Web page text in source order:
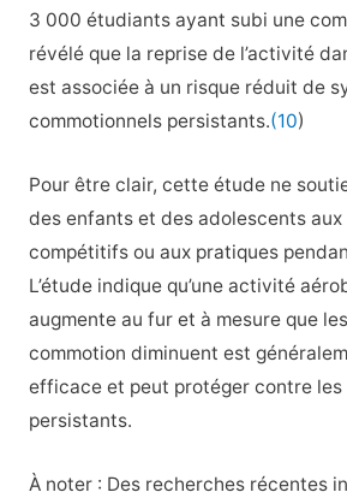
3 000 étudiants ayant subi une
révélé que la reprise de l’activité
est associée à un risque réduit de
commotionnels persistants.(10)
Pour être clair, cette étude ne
des enfants et des adolescents aux
compétitifs ou aux pratiques
L’étude indique qu’une activité
augmente au fur et à mesure que
commotion diminuent est
efficace et peut protéger contre les
persistants.
À noter : Des recherches récentes